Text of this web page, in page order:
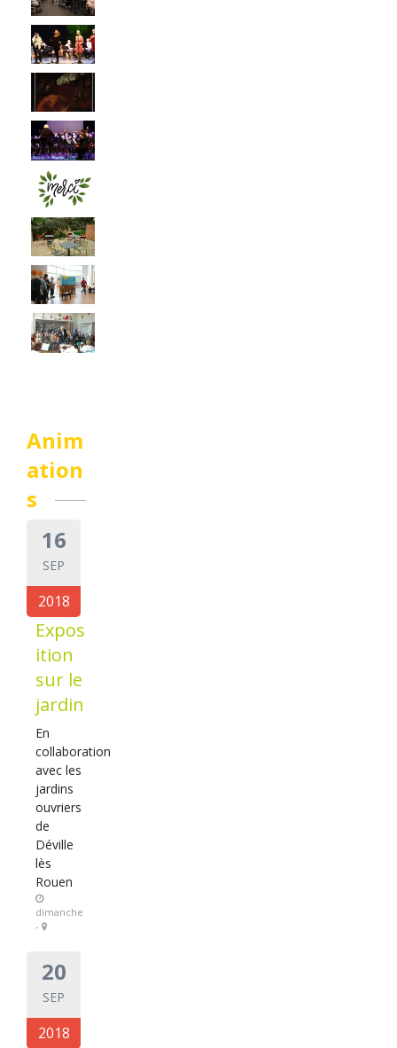
Anim
ation
s
16
SEP
2018
Expos
ition
sur le
jardin
En
collaboration
avec les
jardins
ouvriers
de
Déville
lès
Rouen
dimanche
-
20
SEP
2018